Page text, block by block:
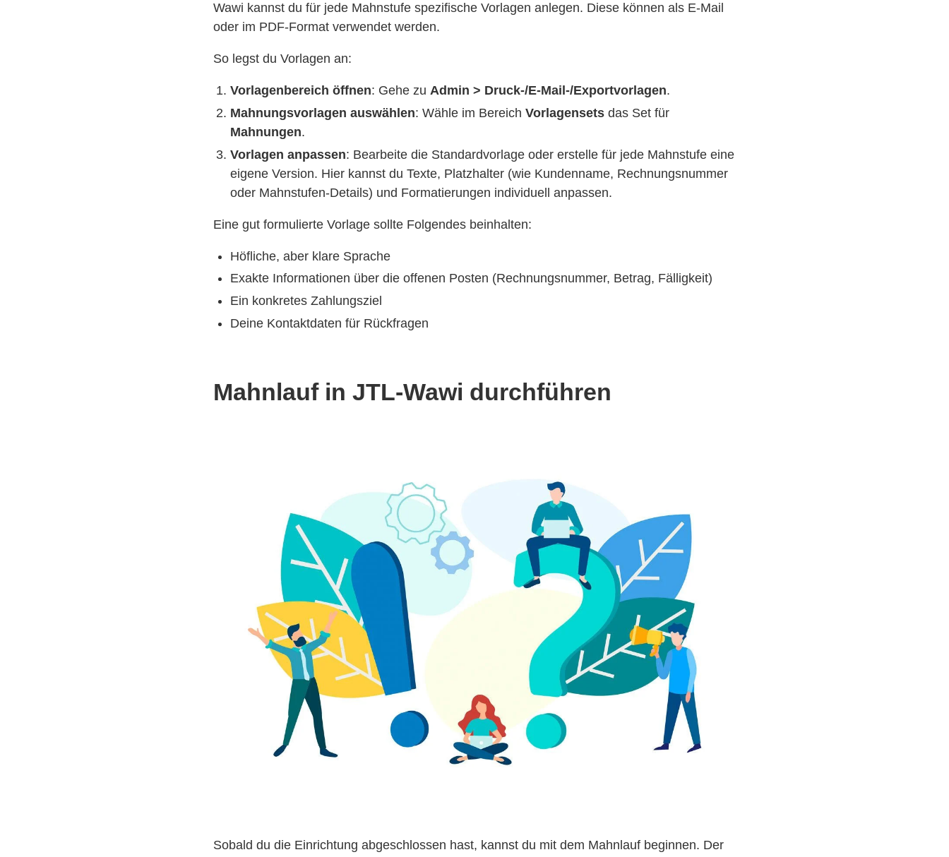
Wawi kannst du für jede Mahnstufe spezifische Vorlagen anlegen. Diese können als E-Mail
oder im PDF-Format verwendet werden.
So legst du Vorlagen an:
Vorlagenbereich öffnen: Gehe zuAdmin > Druck-/E-Mail-/Exportvorlagen.
Mahnungsvorlagen auswählen: Wähle im BereichVorlagensets das Set für
Mahnungen.
Vorlagen anpassen: Bearbeite die Standardvorlage oder erstelle für jede Mahnstufe eine
eigene Version. Hier kannst du Texte, Platzhalter (wie Kundenname, Rechnungsnummer
oder Mahnstufen-Details) und Formatierungen individuell anpassen.
Eine gut formulierte Vorlage sollte Folgendes beinhalten:
Höfliche, aber klare Sprache
Exakte Informationen über die offenen Posten (Rechnungsnummer, Betrag, Fälligkeit)
Ein konkretes Zahlungsziel
Deine Kontaktdaten für Rückfragen
Mahnlauf in JTL-Wawi durchführen
Sobald du die Einrichtung abgeschlossen hast, kannst du mit dem Mahnlauf beginnen. Der